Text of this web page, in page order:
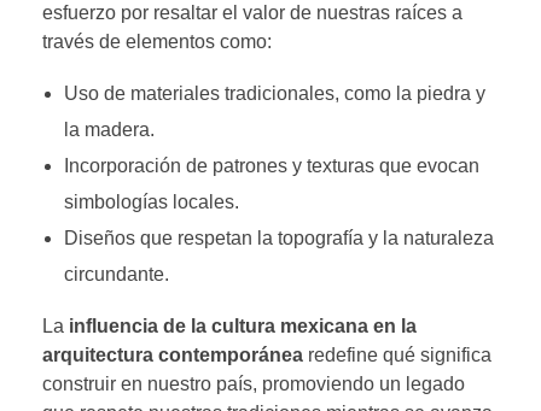
esfuerzo por resaltar el valor de nuestras raíces a
través de elementos como:
Uso de materiales tradicionales, como la piedra y
la madera.
Incorporación de patrones y texturas que evocan
simbologías locales.
Diseños que respetan la topografía y la naturaleza
circundante.
La influencia de la cultura mexicana en la
arquitectura contemporánea redefine qué significa
construir en nuestro país, promoviendo un legado